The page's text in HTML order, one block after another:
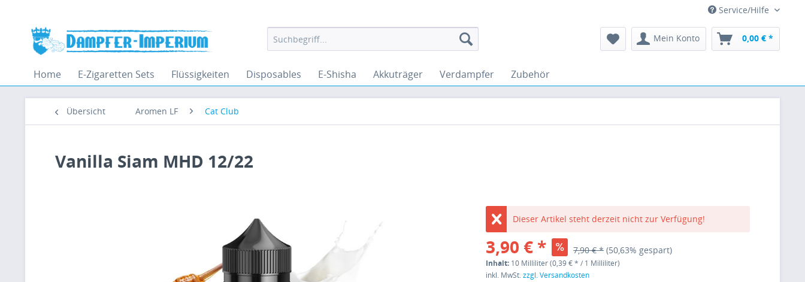
Service/Hilfe
Mein Konto 0,00 € *
Home E-Zigaretten Sets Flüssigkeiten Disposables E-Shisha Akkuträger Verdampfer Zubehör
Übersicht Aromen LF Cat Club
Vanilla Siam MHD 12/22
Dieser Artikel steht derzeit nicht zur Verfügung!
3,90 € * 7,90 € * (50,63% gespart)
Inhalt: 10 Milliliter (0,39 € * / 1 Milliliter)
inkl. MwSt.zzgl. Versandkosten